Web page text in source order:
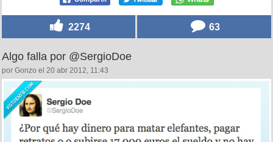
2274 63
Algo falla por @SergioDoe
por Gonzo el 20 abr 2012, 11:43